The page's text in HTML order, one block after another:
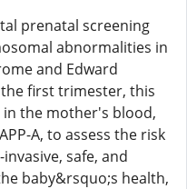
prenatal screening
abnormalities in
and Edward
first trimester, this
the mother's blood,
A, to assess the risk
safe, and
baby&rsquo;s health,